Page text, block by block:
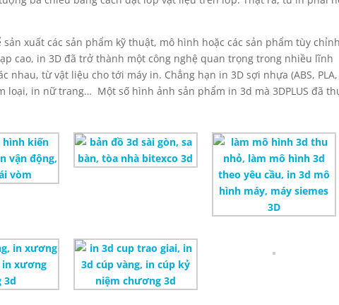
xuất các sản phẩm kỹ thuật, mô hình hoặc các sản phẩm tùy
cao, in 3D đã trở thành một công nghệ quan trọng trong nhiều lĩnh
nhau, từ vật liệu cho tới máy in. Chẳng hạn in 3D sợi nhựa (ABS, PLA,
loại, in nữ trang… Một số hình ảnh sản phẩm in 3d mà 3DPLUS đã